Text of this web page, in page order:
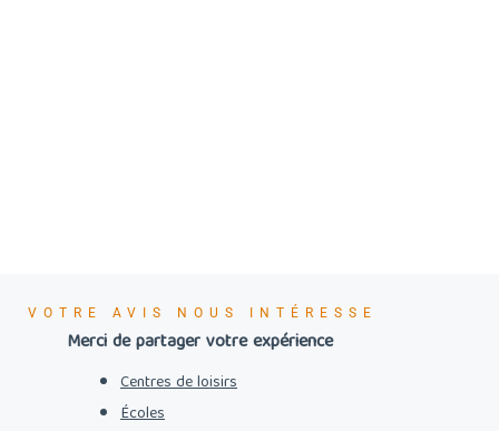
VOTRE AVIS NOUS INTÉRESSE
Merci de partager votre expérience
Centres de loisirs
Écoles